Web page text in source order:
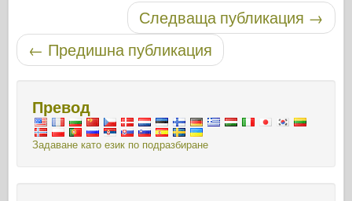
Публикуване на навигацияСледваща публикация →
← Предишна публикация
Превод
Задаване като език по подразбиране